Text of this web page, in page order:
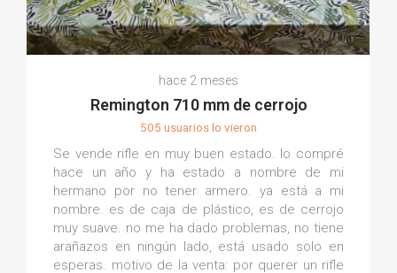
hace 2 meses
Remington 710 mm de cerrojo
505 usuarios lo vieron
Se vende rifle en muy buen estado. lo compré
hace un año y ha estado a nombre de mi
hermano por no tener armero. ya está a mi
nombre. es de caja de plástico, es de cerrojo
muy suave. no me ha dado problemas, no tiene
arañazos en ningún lado, está usado solo en
esperas. motivo de la venta: por querer un rifle